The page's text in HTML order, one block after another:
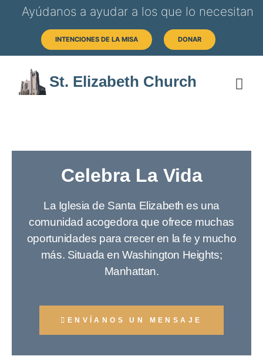
Ayúdanos a ayudar a los que lo necesitan
INTENCIONES DE LA MISA DONAR
St. Elizabeth Church
Celebra La Vida
La Iglesia de Santa Elizabeth es una
comunidad acogedora que ofrece muchas
oportunidades para crecer en la fe y mucho
más. Situada en Washington Heights;
Manhattan.
ENVÍANOS UN MENSAJE